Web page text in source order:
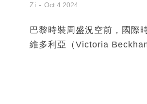
Zi Oct 4 2024
巴黎時裝周盛況空前，國際
維多利亞（Victoria